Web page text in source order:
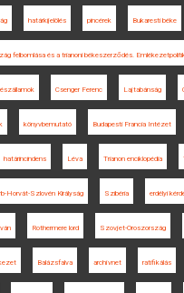
határkijelölés pincérek Bukaresti béke
felbomlása és a trianoni békeszerződés.
Csenger Ferenc Lajtabánság
könyvbemutató Budapesti Francia Intézet
határincindens Léva Trianon enciklopédia
Horvát-Szlovén Királyság Szibéria erdélyi
Rothermere lord Szovjet-Oroszország
Balázsfalva archívnet ratifikálás